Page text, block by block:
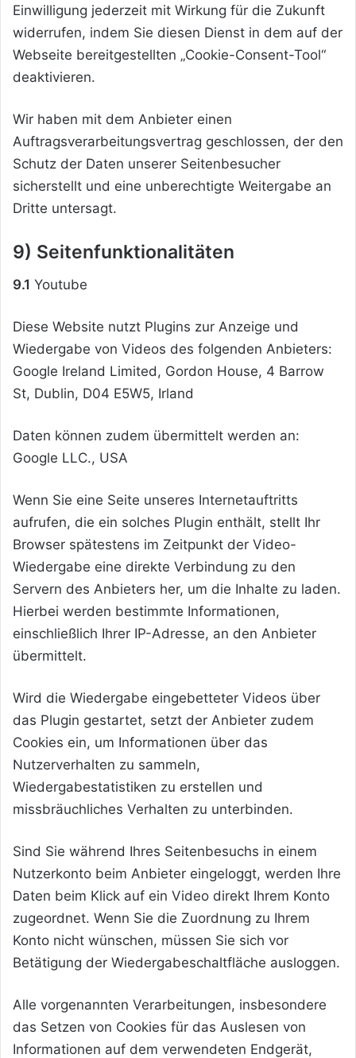
Einwilligung jederzeit mit Wirkung für die Zukunft
widerrufen, indem Sie diesen Dienst in dem auf der
Webseite bereitgestellten „Cookie-Consent-Tool“
deaktivieren.
Wir haben mit dem Anbieter einen
Auftragsverarbeitungsvertrag geschlossen, der den
Schutz der Daten unserer Seitenbesucher
sicherstellt und eine unberechtigte Weitergabe an
Dritte untersagt.
9) Seitenfunktionalitäten
9.1 Youtube
Diese Website nutzt Plugins zur Anzeige und
Wiedergabe von Videos des folgenden Anbieters:
Google Ireland Limited, Gordon House, 4 Barrow
St, Dublin, D04 E5W5, Irland
Daten können zudem übermittelt werden an:
Google LLC., USA
Wenn Sie eine Seite unseres Internetauftritts
aufrufen, die ein solches Plugin enthält, stellt Ihr
Browser spätestens im Zeitpunkt der Video-
Wiedergabe eine direkte Verbindung zu den
Servern des Anbieters her, um die Inhalte zu laden.
Hierbei werden bestimmte Informationen,
einschließlich Ihrer IP-Adresse, an den Anbieter
übermittelt.
Wird die Wiedergabe eingebetteter Videos über
das Plugin gestartet, setzt der Anbieter zudem
Cookies ein, um Informationen über das
Nutzerverhalten zu sammeln,
Wiedergabestatistiken zu erstellen und
missbräuchliches Verhalten zu unterbinden.
Sind Sie während Ihres Seitenbesuchs in einem
Nutzerkonto beim Anbieter eingeloggt, werden Ihre
Daten beim Klick auf ein Video direkt Ihrem Konto
zugeordnet. Wenn Sie die Zuordnung zu Ihrem
Konto nicht wünschen, müssen Sie sich vor
Betätigung der Wiedergabeschaltfläche ausloggen.
Alle vorgenannten Verarbeitungen, insbesondere
das Setzen von Cookies für das Auslesen von
Informationen auf dem verwendeten Endgerät,